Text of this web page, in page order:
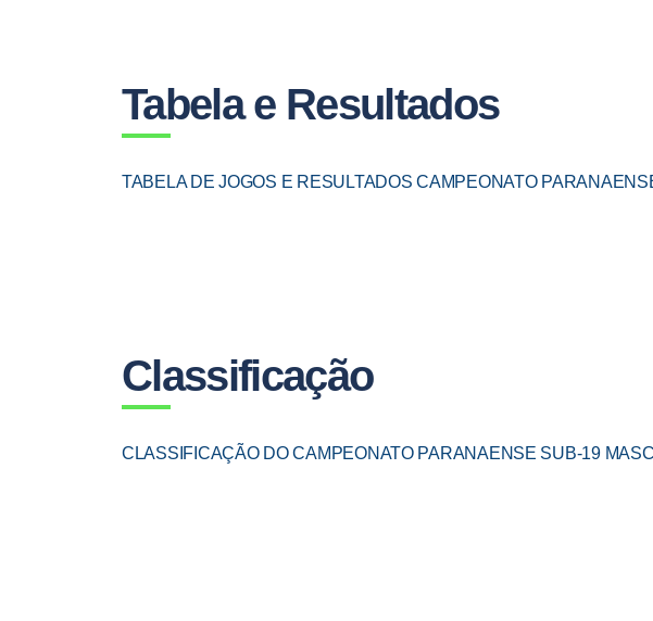
Tabela e Resultados
TABELA DE JOGOS E RESULTADOS CAMPEONATO
Classificação
CLASSIFICAÇÃO DO CAMPEONATO PARANAENSE SUB-19